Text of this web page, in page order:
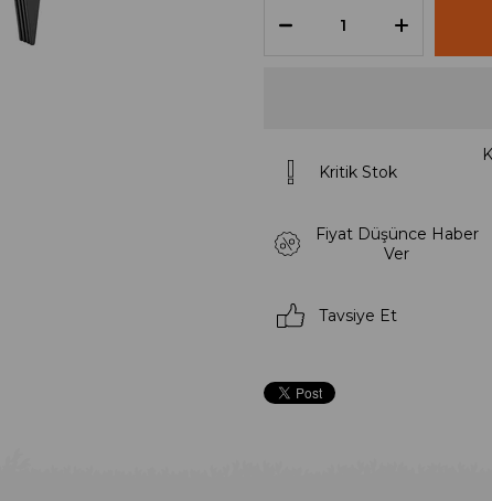
Kritik Stok
Fiyat Düşünce Haber
Ver
Tavsiye Et